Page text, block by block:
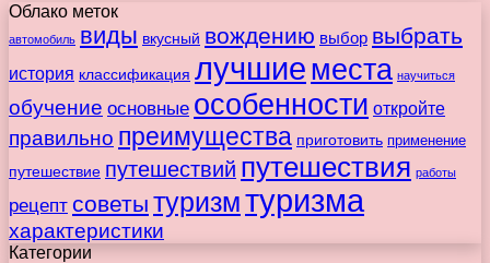
Облако меток
автомобиль виды вкусный вождению выбор выбрать
история классификация лучшиеместа научиться
обучение основные особенности откройте
правильно преимущества приготовить применение
путешествие путешествий путешествия работы
рецепт советы туризмтуризма
характеристики
Категории